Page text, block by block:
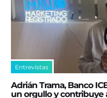
Entrevistas
Adrián Trama, Banco
un orgullo y